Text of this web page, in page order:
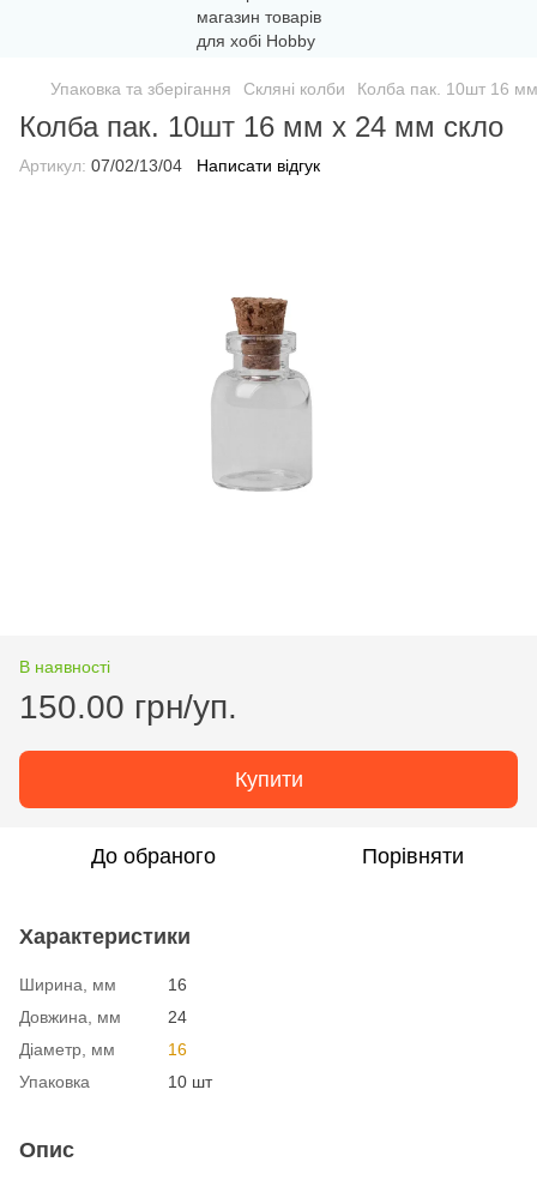
Упаковка та зберігання Скляні колби Колба пак. 10шт 16
Колба пак. 10шт 16 мм х 24 мм скло
Артикул: 07/02/13/04 Написати відгук
В наявності
150.00 грн/уп.
Купити
До обраного Порівняти
Характеристики
Ширина, мм
16
Довжина, мм
24
Діаметр, мм
16
Упаковка
10 шт
Опис